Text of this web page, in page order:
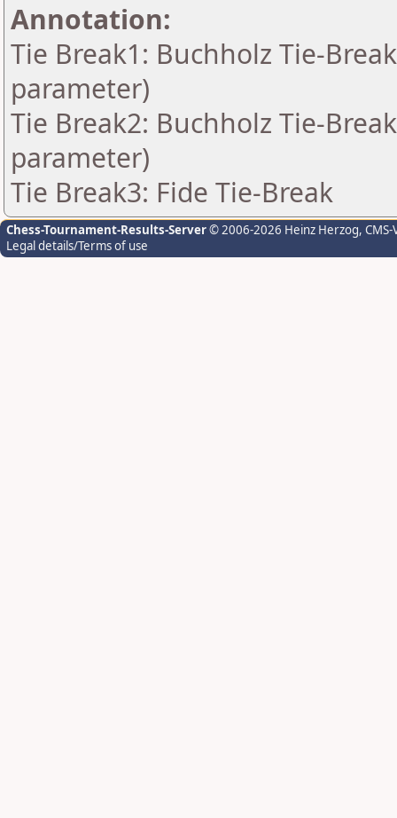
Annotation:
Tie Break1: Buchholz Tie-
parameter)
Tie Break2: Buchholz Tie-
parameter)
Tie Break3: Fide Tie-Break
Chess-Tournament-Results-Server© 2006-2026 Heinz Herzog,
Legal details/Terms of use